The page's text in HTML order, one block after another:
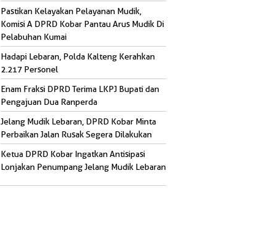
Pastikan Kelayakan Pelayanan Mudik,
Komisi A DPRD Kobar Pantau Arus Mudik Di
Pelabuhan Kumai
Hadapi Lebaran, Polda Kalteng Kerahkan
2.217 Personel
Enam Fraksi DPRD Terima LKPJ Bupati dan
Pengajuan Dua Ranperda
Jelang Mudik Lebaran, DPRD Kobar Minta
Perbaikan Jalan Rusak Segera Dilakukan
Ketua DPRD Kobar Ingatkan Antisipasi
Lonjakan Penumpang Jelang Mudik Lebaran